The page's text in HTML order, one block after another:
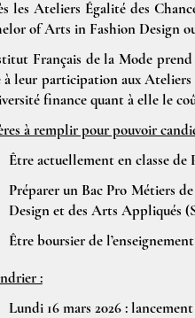
les Ateliers Égalité des
of Arts in Fashion Design
Français de la Mode
à leur participation aux
finance quant à elle le
à remplir pour pouvoir
Être actuellement en classe
Préparer un Bac Pro Métiers
Design et des Arts Appliqués
Être boursier de
:
Lundi 16 mars 2026 :